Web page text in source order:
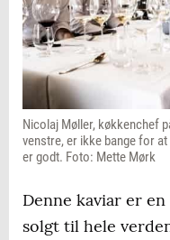
Nicolaj Møller, køkkenchef
venstre, er ikke bange for
er godt. Foto: Mette Mørk
Denne kaviar er
solgt til hele